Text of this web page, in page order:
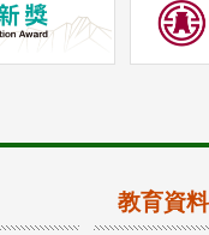
教育資料